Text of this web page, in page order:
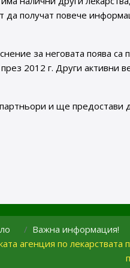
да получат повече
за неговата поява
2012 г. Други активни
и ще
Важна информация!
агенция по